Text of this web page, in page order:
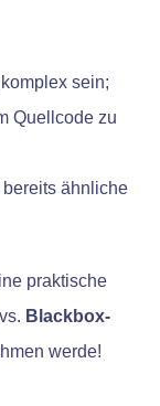
sein;
Quellcode zu
ähnliche
praktische
Blackbox-
werde!